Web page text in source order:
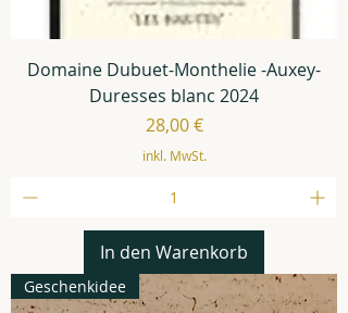
Domaine Dubuet-Monthelie -Auxey-
Duresses blanc 2024
Preis
28,00 €
inkl. MwSt.
In den Warenkorb
Geschenkidee